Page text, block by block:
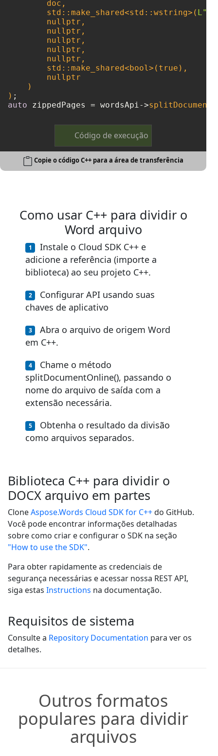
        doc,
        std::make_shared<std::wstring>(
nullptr ,
nullptr ,
nullptr ,
nullptr ,
nullptr ,
        std::make_shared<
bool>( true ),
nullptr
    )
)
auto zippedPages = wordsApi->
Código de execução
Copie o código C++ para a área de transferência
Como usar C++ para dividir o
Word arquivo
Instale o Cloud SDK C++ e
adicione a referência (importe a
biblioteca) ao seu projeto C++.
Configurar API usando suas
chaves de aplicativo
Abra o arquivo de origem Word
em C++.
Chame o método
splitDocumentOnline(), passando o
nome do arquivo de saída com a
extensão necessária.
Obtenha o resultado da divisão
como arquivos separados.
Biblioteca C++ para dividir o
DOCX arquivo em partes
CloneAspose.Words Cloud SDK for C++do GitHub.
Você pode encontrar informações detalhadas
sobre como criar e configurar o SDK na seção
"How to use the SDK".
Para obter rapidamente as credenciais de
segurança necessárias e acessar nossa REST API,
siga estas Instructions na documentação.
Requisitos de sistema
Consulte a Repository Documentation para ver os
detalhes.
Outros formatos
populares para dividir
arquivos